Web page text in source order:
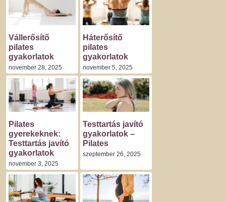
Vállerősítő
pilates
gyakorlatok
november 28, 2025
Háterősítő
pilates
gyakorlatok
november 5, 2025
Pilates
gyerekeknek:
Testtartás javító
gyakorlatok
november 3, 2025
Testtartás javító
gyakorlatok –
Pilates
szeptember 26, 2025